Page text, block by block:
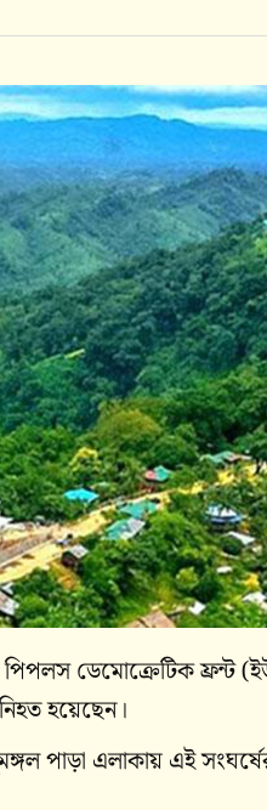
ডেমোক্রেটিক ফ্রন্ট
হয়েছেন।
পাড়া এলাকায় এই